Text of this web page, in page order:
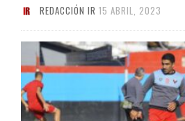
REDACCIÓN IR 15 ABRIL, 2023